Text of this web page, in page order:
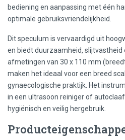
bediening en aanpassing met één
optimale gebruiksvriendelijkheid.
Dit speculum is vervaardigd uit
en biedt duurzaamheid, slijtvastheid
afmetingen van 30 x 110 mm
maken het ideaal voor een breed
gynaecologische praktijk. Het
in een ultrasoon reiniger of
hygiënisch en veilig hergebruik.